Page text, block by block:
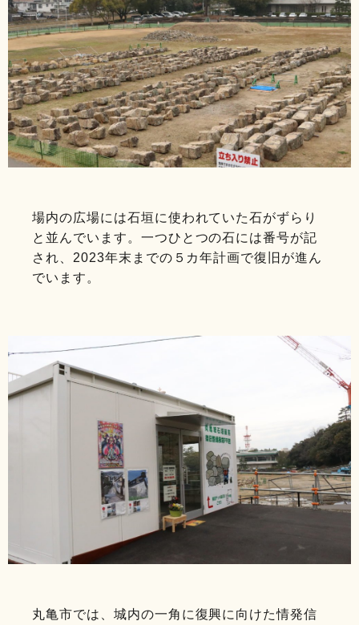
場内の広場には石垣に使われていた石がずらり
と並んでいます。一つひとつの石には番号が記
され、2023年末までの５カ年計画で復旧が進ん
でいます。
丸亀市では、城内の一角に復興に向けた情発信